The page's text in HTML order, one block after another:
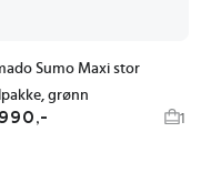
Sumo Maxi stor
grønn
990,- 1